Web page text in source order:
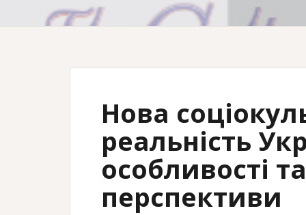
Нова
реальність
особливості
перспективи